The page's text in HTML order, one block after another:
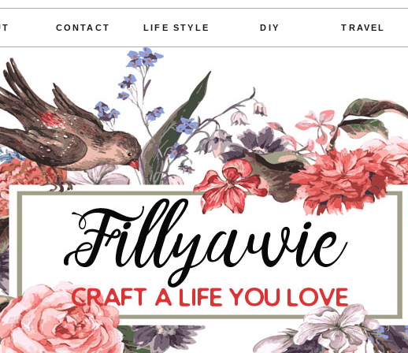
CONTACT LIFE STYLE DIY TRAVEL